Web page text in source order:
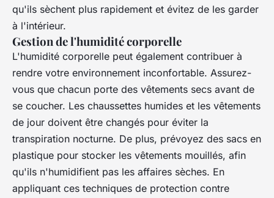
qu'ils sèchent plus rapidement et évitez de les garder
à l'intérieur.
Gestion de l'humidité corporelle
L'humidité corporelle peut également contribuer à
rendre votre environnement inconfortable. Assurez-
vous que chacun porte des vêtements secs avant de
se coucher. Les chaussettes humides et les vêtements
de jour doivent être changés pour éviter la
transpiration nocturne. De plus, prévoyez des sacs en
plastique pour stocker les vêtements mouillés, afin
qu'ils n'humidifient pas les affaires sèches. En
appliquant ces techniques de protection contre